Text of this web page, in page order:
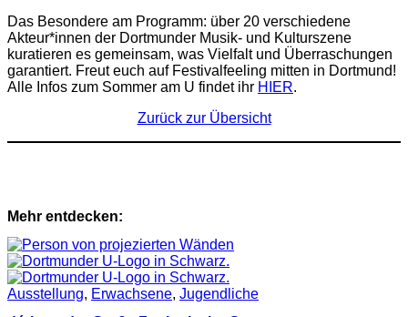
Das Besondere am Programm: über 20 verschiedene
Akteur*innen der Dortmunder Musik- und Kulturszene
kuratieren es gemeinsam, was Vielfalt und Überraschungen
garantiert. Freut euch auf Festivalfeeling mitten in Dortmund!
Alle Infos zum Sommer am U findet ihr HIER.
Zurück zur Übersicht
Mehr entdecken:
Ausstellung, Erwachsene, Jugendliche